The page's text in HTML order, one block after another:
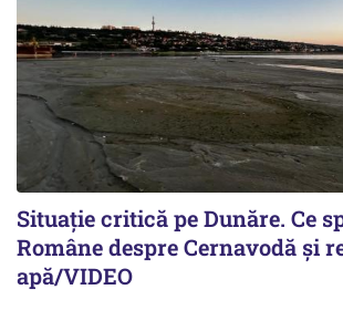
Situație critică pe Dunăre. Ce
Române despre Cernavodă și
apă/VIDEO